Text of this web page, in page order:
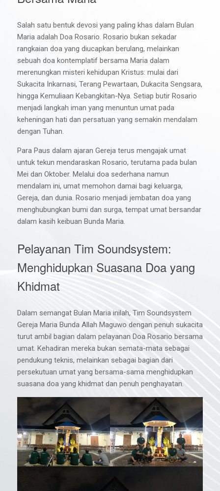
Salah satu bentuk devosi yang paling khas dalam Bulan
Maria adalah Doa Rosario. Rosario bukan sekadar
rangkaian doa yang diucapkan berulang, melainkan
sebuah doa kontemplatif bersama Maria dalam
merenungkan misteri kehidupan Kristus: mulai dari
Sukacita Inkarnasi, Terang Pewartaan, Dukacita Sengsara,
hingga Kemuliaan Kebangkitan-Nya. Setiap butir Rosario
menjadi langkah iman yang menuntun umat pada
keheningan hati dan persatuan yang semakin mendalam
dengan Tuhan.
Para Paus dalam ajaran Gereja terus mengajak umat
untuk tekun mendaraskan Rosario, terutama pada bulan
Mei dan Oktober. Melalui doa sederhana namun
mendalam ini, umat memohon damai bagi keluarga,
Gereja, dan dunia. Rosario menjadi jembatan doa yang
menghubungkan bumi dan surga, tempat umat bersandar
dalam kasih keibuan Bunda Maria.
Pelayanan Tim Soundsystem:
Menghidupkan Suasana Doa yang
Khidmat
Dalam semangat Bulan Maria inilah, Tim Soundsystem
Gereja Maria Bunda Allah Maguwo dengan penuh sukacita
turut ambil bagian dalam pelayanan Doa Rosario bersama
umat. Kehadiran mereka bukan semata-mata sebagai
pendukung teknis, melainkan sebagai bagian dari
persekutuan umat yang bersama-sama menghidupkan
suasana doa yang khidmat dan penuh penghayatan.